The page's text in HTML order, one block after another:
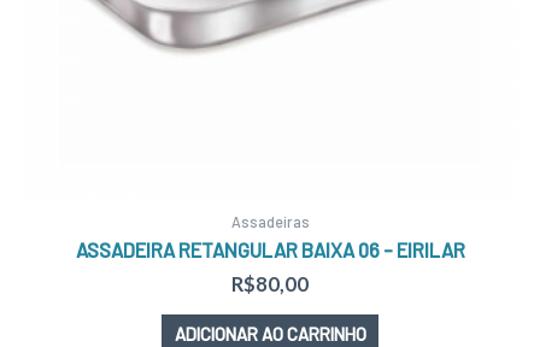
Assadeiras
ASSADEIRA RETANGULAR BAIXA 06 – EIRILAR
R$80,00
ADICIONAR AO CARRINHO